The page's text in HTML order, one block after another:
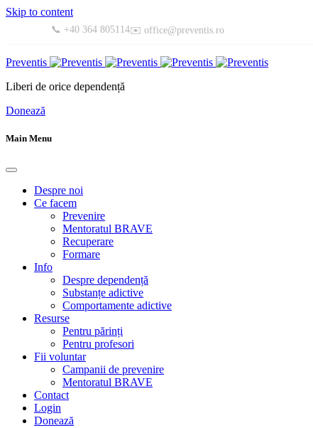
Skip to content
📞 +40 364 805114✉️ office@preventis.ro
Preventis
Liberi de orice dependență
Donează
Main Menu
Despre noi
Ce facem
Prevenire
Mentoratul BRAVE
Recuperare
Formare
Info
Despre dependență
Substanțe adictive
Comportamente adictive
Resurse
Pentru părinți
Pentru profesori
Fii voluntar
Campanii de prevenire
Mentoratul BRAVE
Contact
Login
Donează